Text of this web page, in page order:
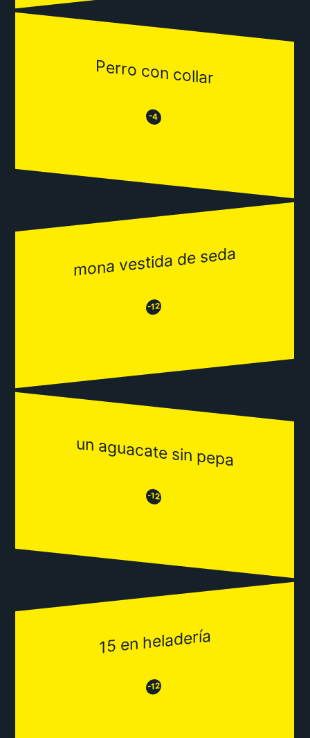
Perro con collar
😒 -4 😂
mona vestida de seda
😒-12😂
un aguacate sin pepa
😒-12😂
15 en heladería
😒-12😂